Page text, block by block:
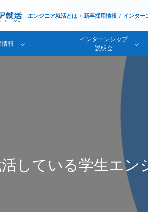
エンジニア就活とは 新卒採用情報 インター
情報
インターンシップ
説明会
している学生エン